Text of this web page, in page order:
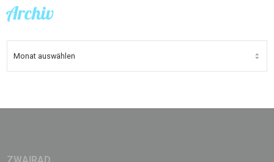
Archiv
ARCHIV
ZWAIRAD